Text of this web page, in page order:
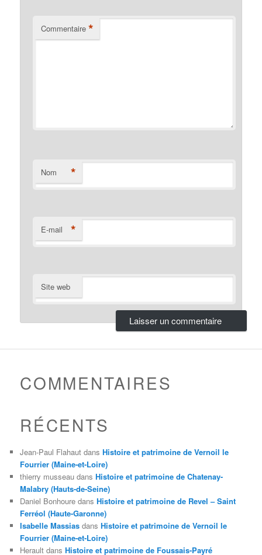
Commentaire *
Nom *
E-mail *
Site web
COMMENTAIRES
RÉCENTS
Jean-Paul Flahaut dansHistoire et patrimoine de Vernoil le
Fourrier (Maine-et-Loire)
thierry musseau dansHistoire et patrimoine de Chatenay-
Malabry (Hauts-de-Seine)
Daniel Bonhoure dansHistoire et patrimoine de Revel – Saint
Ferréol (Haute-Garonne)
Isabelle Massias dansHistoire et patrimoine de Vernoil le
Fourrier (Maine-et-Loire)
Herault dansHistoire et patrimoine de Foussais-Payré